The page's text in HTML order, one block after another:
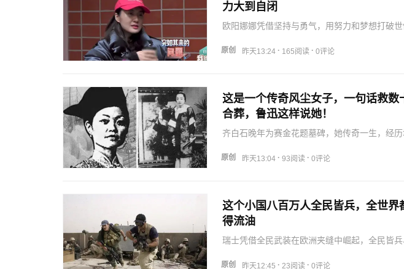
力大到自闭
欧阳娜娜凭借坚持与勇气，用努力和梦想打破世
原创 昨天13:24 · 165阅读 · 0评论
这是一个传奇风尘女子，一句话救数
合葬，鲁迅这样说她！
齐白石晚年为赛金花题墓碑，她传奇一生，经
原创 昨天13:04 · 93阅读 · 0评论
这个小国八百万人全民皆兵，全世界
得流油
瑞士凭借全民武装在欧洲夹缝中崛起，全民皆兵
原创 昨天12:45 · 23阅读 · 0评论